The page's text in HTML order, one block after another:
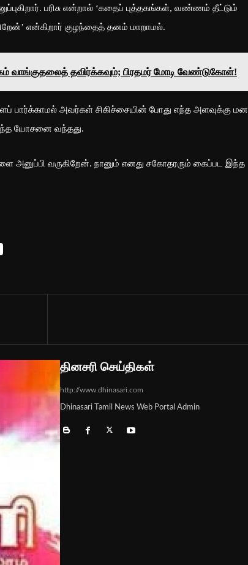
பரிசு என்றால் ‘கதைப் புத்தகங்கள், வண்ணம் தீட்டும்
என்கிறார் குழந்தைத் தனம் மாறாமல்.
வாங்குதலைத் தவிர்க்கவும்; பிரதமர் மோடி வேண்டுகோள்!
பார்க்காமல் அவர்கள் சிகிச்சையின் போது எந்த அளவுக்கு மன
யோசனை வந்தது.
அனுப்பி வருகிறேன். நானும் எனது சகோதரரும் கைப்பட இந்த
தினசரி செய்திகள்
http://www.dhinasari.com
Dhinasari Tamil News Web Portal Admin